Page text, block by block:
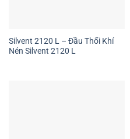
Silvent 2120 L – Đầu Thổi Khí
Nén Silvent 2120 L